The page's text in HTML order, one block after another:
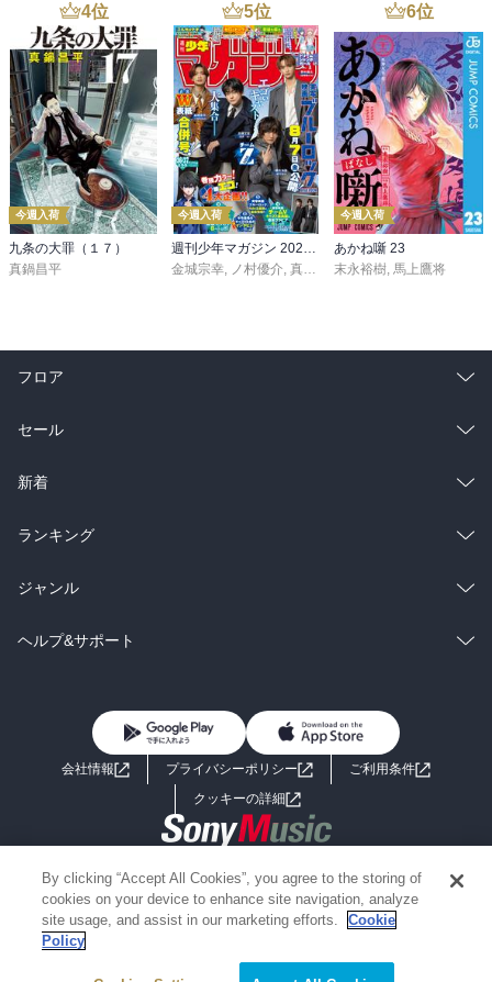
4位
今週入荷
九条の大罪（１７）
真鍋昌平
5位
今週入荷
週刊少年マガジン 2026年36・37号[2026年8月5日発売]
金城宗幸, ノ村優介, 真島ヒロ ,宮島礼吏,新川直司
6位
今週入荷
あかね噺 23
末永裕樹, 馬上鷹将
フロア
総合
ラノベ
雑誌・グラビア
BL・TL
セール
総合
ラノベ
雑誌・グラビア
BL・TL
新着
総合
ラノベ
雑誌・グラビア
ランキング
総合
ラノベ
ジャンル
コミック
ライトノベル 男子向けラノベ
小説
海外小説
ミステリー SF
歴史・時代小説
ヘルプ&サポート
よくあるご質問 お問い合わせ
会社情報 プライバシーポリシー
ご利用条件
クッキーの詳細
Copyright 2017 - 2026 Sony Music Entertainment(Japan) Inc.
Information on the site is for the Japan domestic market only
powered by
By clicking “Accept All Cookies”, you agree to the storing of
cookies on your device to enhance site navigation, analyze
site usage, and assist in our marketing efforts.
Cookie
Policy